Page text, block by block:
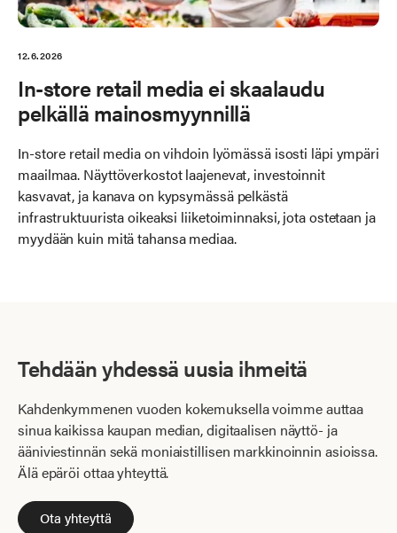
12.6.2026
In-store retail media ei skaalaudu
pelkällä mainosmyynnillä
In-store retail media on vihdoin lyömässä isosti läpi ympäri
maailmaa. Näyttöverkostot laajenevat, investoinnit
kasvavat, ja kanava on kypsymässä pelkästä
infrastruktuurista oikeaksi liiketoiminnaksi, jota ostetaan ja
myydään kuin mitä tahansa mediaa.
Tehdään yhdessä uusia ihmeitä
Kahdenkymmenen vuoden kokemuksella voimme auttaa
sinua kaikissa kaupan median, digitaalisen näyttö- ja
ääniviestinnän sekä moniaistillisen markkinoinnin asioissa.
Älä epäröi ottaa yhteyttä.
Ota yhteyttä